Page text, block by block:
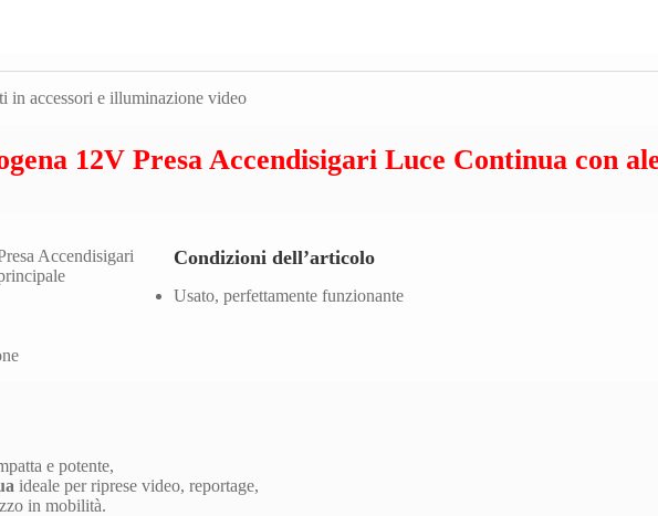
12V Presa Accendisigari Luce Continua con
Condizioni dell’articolo
Usato, perfettamente funzionante
e potente,
ideale per riprese video, reportage,
in mobilità.